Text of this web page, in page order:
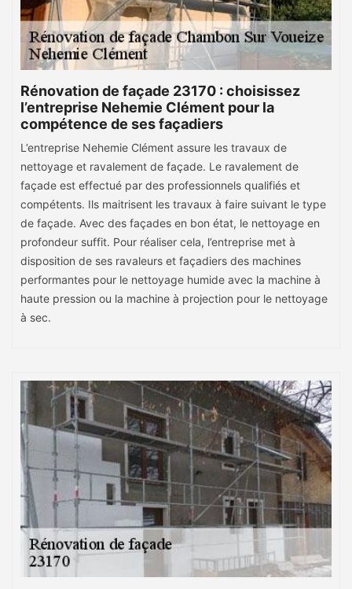
Rénovation de façade 23170 : choisissez
l’entreprise Nehemie Clément pour la
compétence de ses façadiers
L’entreprise Nehemie Clément assure les travaux de
nettoyage et ravalement de façade. Le ravalement de
façade est effectué par des professionnels qualifiés et
compétents. Ils maitrisent les travaux à faire suivant le type
de façade. Avec des façades en bon état, le nettoyage en
profondeur suffit. Pour réaliser cela, l’entreprise met à
disposition de ses ravaleurs et façadiers des machines
performantes pour le nettoyage humide avec la machine à
haute pression ou la machine à projection pour le nettoyage
à sec.